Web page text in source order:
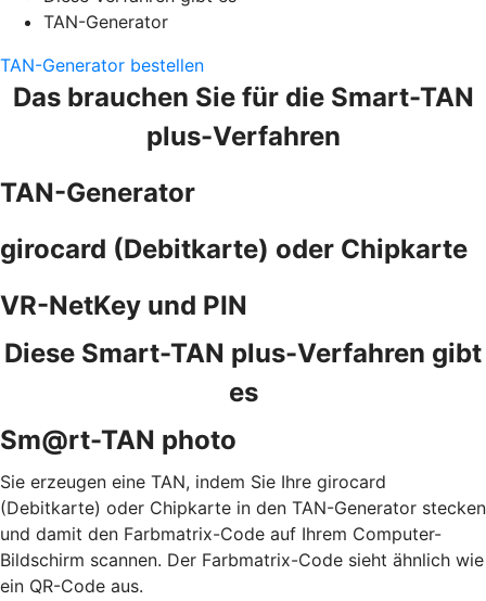
TAN-Generator
TAN-Generator bestellen
Das brauchen Sie für die Smart-TAN
plus-Verfahren
TAN-Generator
girocard (Debitkarte) oder Chipkarte
VR-NetKey und PIN
Diese Smart-TAN plus-Verfahren gibt
es
Sm@rt-TAN photo
Sie erzeugen eine TAN, indem Sie Ihre girocard
(Debitkarte) oder Chipkarte in den TAN-Generator stecken
und damit den Farbmatrix-Code auf Ihrem Computer-
Bildschirm scannen. Der Farbmatrix-Code sieht ähnlich wie
ein QR-Code aus.